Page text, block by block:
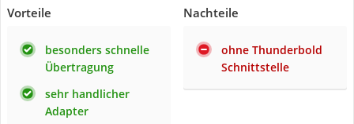
Vorteile
besonders schnelle
Übertragung
sehr handlicher
Adapter
Nachteile
ohne Thunderbold
Schnittstelle